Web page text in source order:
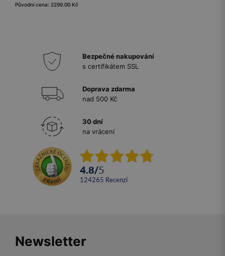
Původní cena: 2299.00 Kč
Bezpečné nakupování
s certifikátem SSL
Doprava zdarma
nad 500 Kč
30 dní
na vrácení
4.8/5
124265 recenzí
Newsletter